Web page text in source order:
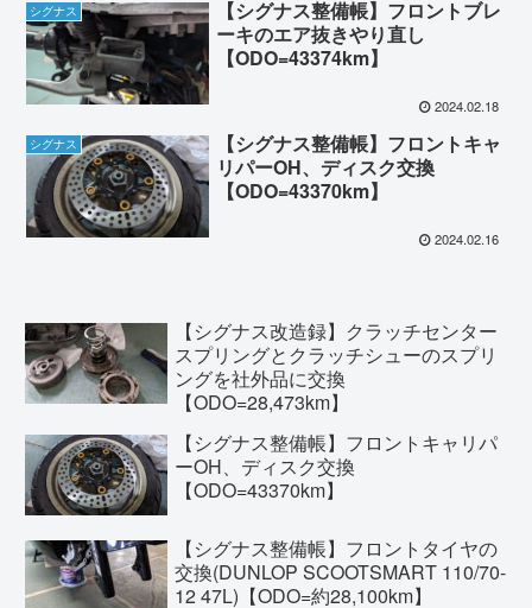
シグナス
【シグナス整備帳】フロントブレ
ーキのエア抜きやり直し
【ODO=43374km】
2024.02.18
シグナス
【シグナス整備帳】フロントキャ
リパーOH、ディスク交換
【ODO=43370km】
2024.02.16
【シグナス改造録】クラッチセンター
スプリングとクラッチシューのスプリ
ングを社外品に交換
【ODO=28,473km】
【シグナス整備帳】フロントキャリパ
ーOH、ディスク交換
【ODO=43370km】
【シグナス整備帳】フロントタイヤの
交換(DUNLOP SCOOTSMART 110/70-
12 47L)【ODO=約28,100km】